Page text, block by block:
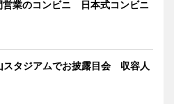
営業のコンビニ 日本式コンビニ
スタジアムでお披露目会 収容人